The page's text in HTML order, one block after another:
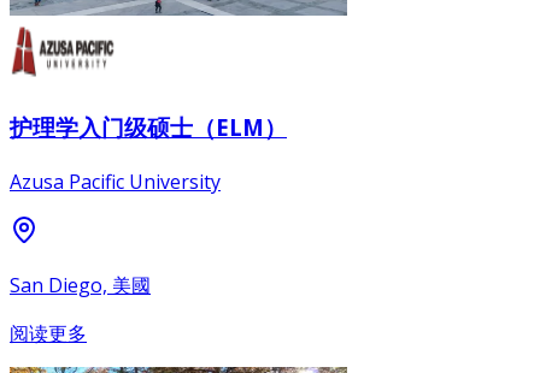
护理学入门级硕士（ELM）
Azusa Pacific University
San Diego, 美國
阅读更多